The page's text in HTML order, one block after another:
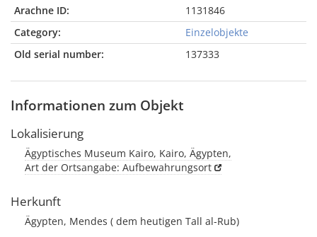
Arachne ID:
1131846
Category:
Einzelobjekte
Old serial number:
137333
Informationen zum Objekt
Lokalisierung
Ägyptisches Museum Kairo, Kairo, Ägypten,
Art der Ortsangabe: Aufbewahrungsort
Herkunft
Ägypten, Mendes ( dem heutigen Tall al-Rub)